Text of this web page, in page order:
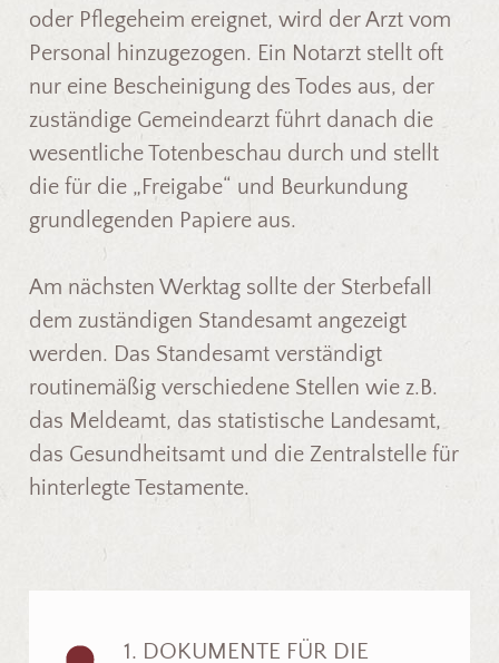
oder Pflegeheim ereignet, wird der Arzt vom
Personal hinzugezogen. Ein Notarzt stellt oft
nur eine Bescheinigung des Todes aus, der
zuständige Gemeindearzt führt danach die
wesentliche Totenbeschau durch und stellt
die für die „Freigabe“ und Beurkundung
grundlegenden Papiere aus.
Am nächsten Werktag sollte der Sterbefall
dem zuständigen Standesamt angezeigt
werden. Das Standesamt verständigt
routinemäßig verschiedene Stellen wie z.B.
das Meldeamt, das statistische Landesamt,
das Gesundheitsamt und die Zentralstelle für
hinterlegte Testamente.
1. DOKUMENTE FÜR DIE